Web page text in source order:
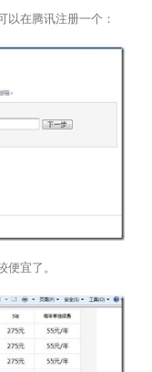
以在腾讯注册一个：
宜了。